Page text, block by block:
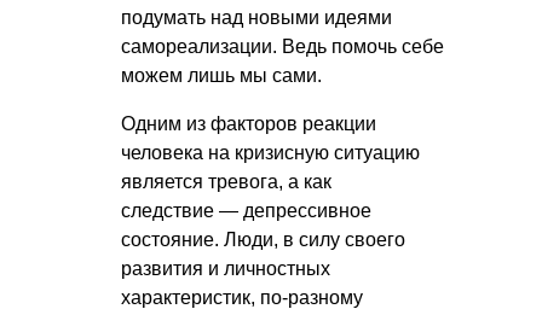
подумать над новыми идеями
самореализации. Ведь помочь себе
можем лишь мы сами.
Одним из факторов реакции
человека на кризисную ситуацию
является тревога, а как
следствие — депрессивное
состояние. Люди, в силу своего
развития и личностных
характеристик, по-разному